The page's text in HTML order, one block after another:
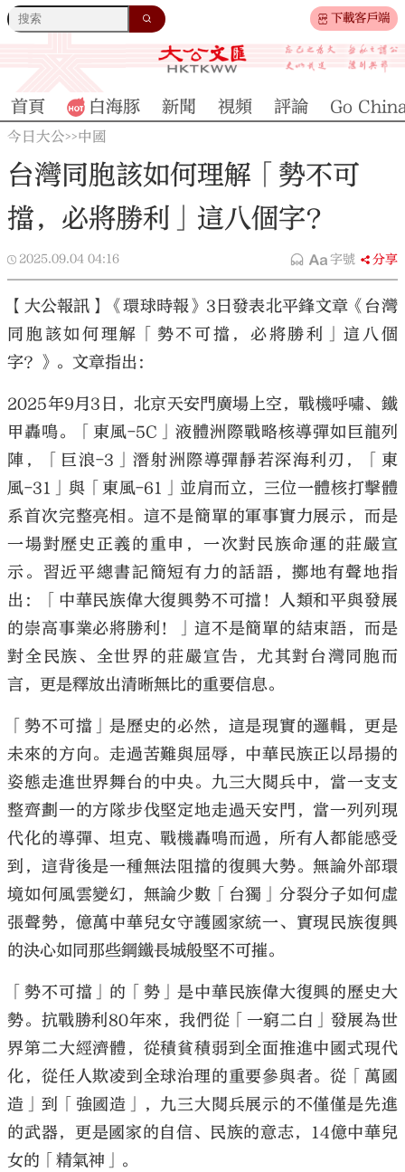
下載客戶端
大公文匯
首頁 白海豚 新聞 視頻 評論 Go
今日大公>>中國
台灣同胞該如何理解「勢不可
擋，必將勝利」這八個字？
2025.09.04 04:16 字號 分享
【大公報訊】《環球時報》3日發表北平鋒文章《台灣
同胞該如何理解「勢不可擋，必將勝利」這八個
字？》。文章指出：
2025年9月3日，北京天安門廣場上空，戰機呼嘯、鐵
甲轟鳴。「東風-5C」液體洲際戰略核導彈如巨龍列
陣，「巨浪-3」潛射洲際導彈靜若深海利刃，「東
風-31」與「東風-61」並肩而立，三位一體核打擊體
系首次完整亮相。這不是簡單的軍事實力展示，而是
一場對歷史正義的重申，一次對民族命運的莊嚴宣
示。習近平總書記簡短有力的話語，擲地有聲地指
出：「中華民族偉大復興勢不可擋！人類和平與發展
的崇高事業必將勝利！」這不是簡單的結束語，而是
對全民族、全世界的莊嚴宣告，尤其對台灣同胞而
言，更是釋放出清晰無比的重要信息。
「勢不可擋」是歷史的必然，這是現實的邏輯，更是
未來的方向。走過苦難與屈辱，中華民族正以昂揚的
姿態走進世界舞台的中央。九三大閱兵中，當一支支
整齊劃一的方隊步伐堅定地走過天安門，當一列列現
代化的導彈、坦克、戰機轟鳴而過，所有人都能感受
到，這背後是一種無法阻擋的復興大勢。無論外部環
境如何風雲變幻，無論少數「台獨」分裂分子如何虛
張聲勢，億萬中華兒女守護國家統一、實現民族復興
的決心如同那些鋼鐵長城般堅不可摧。
「勢不可擋」的「勢」是中華民族偉大復興的歷史大
勢。抗戰勝利80年來，我們從「一窮二白」發展為世
界第二大經濟體，從積貧積弱到全面推進中國式現代
化，從任人欺凌到全球治理的重要參與者。從「萬國
造」到「強國造」，九三大閱兵展示的不僅僅是先進
的武器，更是國家的自信、民族的意志，14億中華兒
女的「精氣神」。